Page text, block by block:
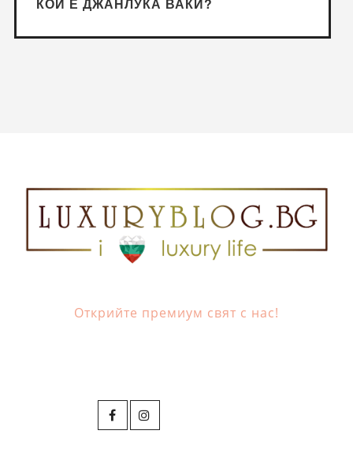
КОЙ Е ДЖАНЛУКА ВАКИ?
Открийте премиум свят с нас!